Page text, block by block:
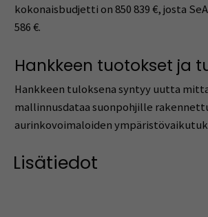
kokonaisbudjetti on 850 839 €, josta
586 €.
Hankkeen tuotokset ja
Hankkeen tuloksena syntyy uutta
mallinnusdataa suonpohjille
aurinkovoimaloiden
Lisätiedot